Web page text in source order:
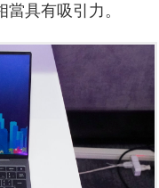
當具有吸引力。